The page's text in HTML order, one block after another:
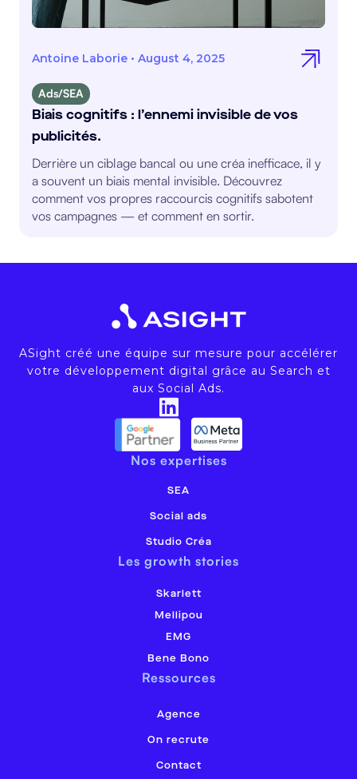
Antoine Laborie • August 4, 2025
Biais cognitifs : l’ennemi invisible de vos
publicités.
Ads/SEA
Derrière un ciblage bancal ou une créa inefficace, il y
a souvent un biais mental invisible. Découvrez
comment vos propres raccourcis cognitifs sabotent
vos campagnes — et comment en sortir.
ASight créé une équipe sur mesure pour accélérer
votre développement digital grâce au Search et
aux Social Ads.
Nos expertises
SEA
Social ads
Studio Créa
Les growth stories
Skarlett
Mellipou
EMG
Bene Bono
Ressources
Agence
On recrute
Contact